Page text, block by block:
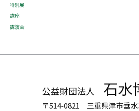
特別展
講座
講演会
公益財団法人 石水
〒514-0821 三重県津市垂水